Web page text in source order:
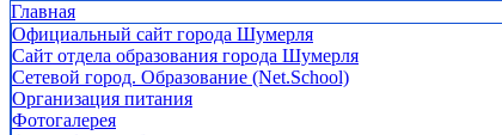
Главная
Официальный сайт города Шумерля
Сайт отдела образования города Шумерля
Сетевой город. Образование (Net.School)
Организация питания
Фотогалерея